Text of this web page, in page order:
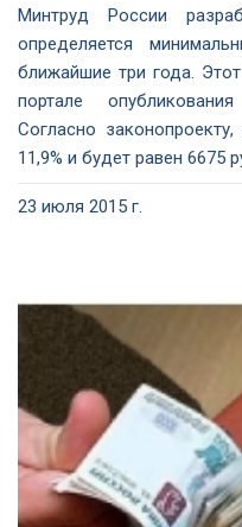
Минтруд России
определяется
ближайшие три года.
портале
Согласно
11,9% и будет равен 6675
23 июля 2015 г.